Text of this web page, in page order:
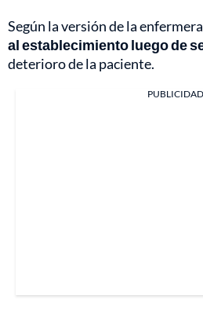
Según la versión de la
al establecimiento luego de
deterioro de la paciente.
PUBLICIDAD